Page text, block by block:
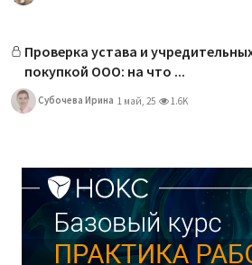
Проверка устава и
покупкой ООО: на что ...
Субочева Ирина 1 май, 25 1.6K